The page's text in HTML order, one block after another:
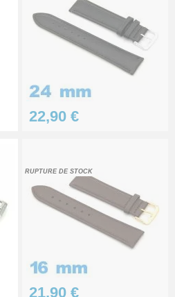
22,90 €
RUPTURE DE STOCK
21,90 €